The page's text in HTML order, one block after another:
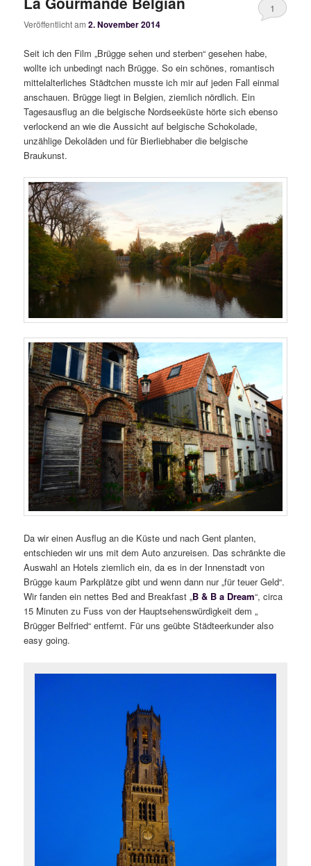
Veröffentlicht am2. November 2014
1
Seit ich den Film „Brügge sehen und sterben“ gesehen habe,
wollte ich unbedingt nach Brügge. So ein schönes, romantisch
mittelalterliches Städtchen musste ich mir auf jeden Fall einmal
anschauen. Brügge liegt in Belgien, ziemlich nördlich. Ein
Tagesausflug an die belgische Nordseeküste hörte sich ebenso
verlockend an wie die Aussicht auf belgische Schokolade,
unzählige Dekoläden und für Bierliebhaber die belgische
Braukunst.
Da wir einen Ausflug an die Küste und nach Gent planten,
entschieden wir uns mit dem Auto anzureisen. Das schränkte die
Auswahl an Hotels ziemlich ein, da es in der Innenstadt von
Brügge kaum Parkplätze gibt und wenn dann nur „für teuer Geld“.
Wir fanden ein nettes Bed and Breakfast „B & B a Dream“, circa
15 Minuten zu Fuss von der Hauptsehenswürdigkeit dem „
Brügger Belfried“ entfernt. Für uns geübte Städteerkunder also
easy going.